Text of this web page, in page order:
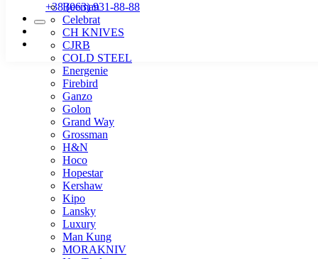
+38 (063) 931-88-88
Beeman
Celebrat
CH KNIVES
CJRB
COLD STEEL
Energenie
Firebird
Ganzo
Golon
Grand Way
Grossman
H&N
Hoco
Hopestar
Kershaw
Kipo
Lansky
Luxury
Man Kung
MORAKNIV